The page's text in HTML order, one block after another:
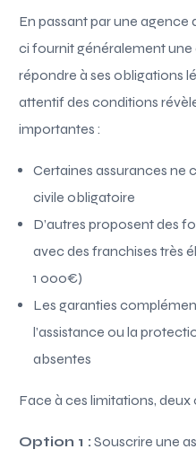
En passant par une
ci fournit généralement
répondre à ses obligations
attentif des conditions
importantes :
Certaines assurances ne
civile obligatoire
D’autres proposent des
avec des franchises très
1 000€)
Les garanties
l’assistance ou la
absentes
Face à ces limitations, deux
Option 1 : Souscrire une